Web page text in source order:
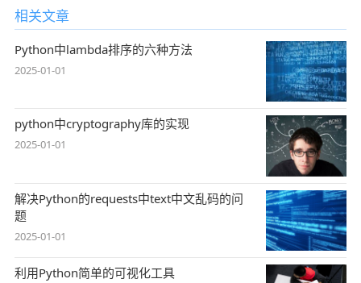
相关文章
Python中lambda排序的六种方法
2025-01-01
python中cryptography库的实现
2025-01-01
解决Python的requests中text中文乱码的问
题
2025-01-01
利用Python简单的可视化工具